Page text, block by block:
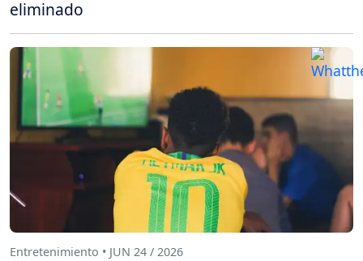
eliminado
Entretenimiento • JUN 24 / 2026